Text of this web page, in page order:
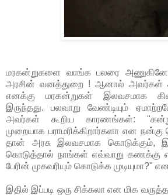
மரகன்றுகளை வாங்க பலரை
அரசின் வனத்துறை ! ஆனால் அவர்கள்
எனக்கு மரகன்றுகள் இலவசமாக
இருந்தது. பலவாறு வேண்டியும்
அவர்கள் கூறிய காரணங்கள்:
முறையாக பராமரிக்கிறார்களா என நன்கு
தான் அரசு இலவசமாக கொடுக்கும்,
கொடுத்தால் நாங்கள் எவ்வாறு கணக்கு
பேரின் முகவரியும் கொடுக்க முடியுமா?"
இதில் இப்படி ஒரு சிக்கலா என மிக